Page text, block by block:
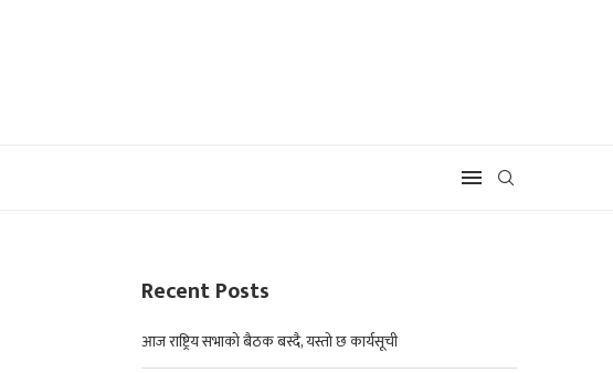
Recent Posts
आज राष्ट्रिय सभाको बैठक बस्दै, यस्तो छ कार्यसूची